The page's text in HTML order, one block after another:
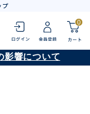
プ
0
影響について